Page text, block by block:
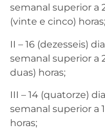
semanal superior a
(vinte e cinco) horas;
II – 16 (dezesseis)
semanal superior a
duas) horas;
III – 14 (quatorze)
semanal superior a
horas;